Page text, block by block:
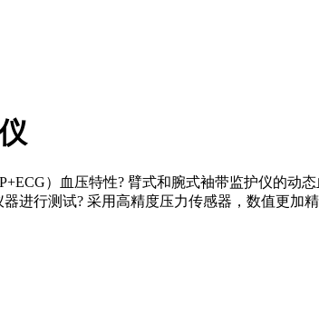
）血压特性? 臂式和腕式袖带监护仪的动
进行测试? 采用高精度压力传感器，数值更加